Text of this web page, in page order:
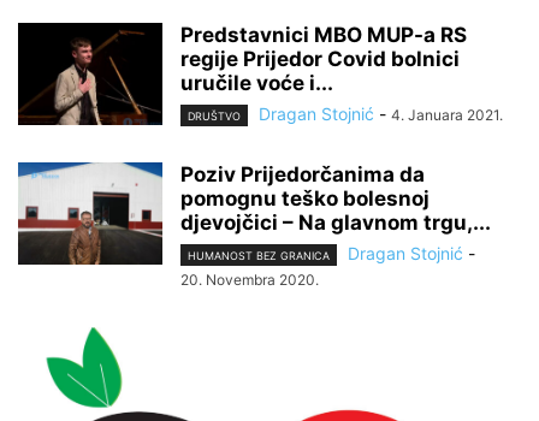
Predstavnici MBO MUP-a RS
regije Prijedor Covid bolnici
uručile voće i...
DRUŠTVO Dragan Stojnić - 4. Januara 2021.
Poziv Prijedorčanima da
pomognu teško bolesnoj
djevojčici – Na glavnom trgu,...
HUMANOST BEZ GRANICA Dragan Stojnić -
20. Novembra 2020.